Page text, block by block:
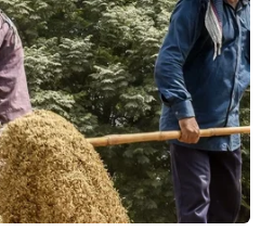
Việt Nam-Na
rộng hợp tác
trong thời gian qua có
cực.